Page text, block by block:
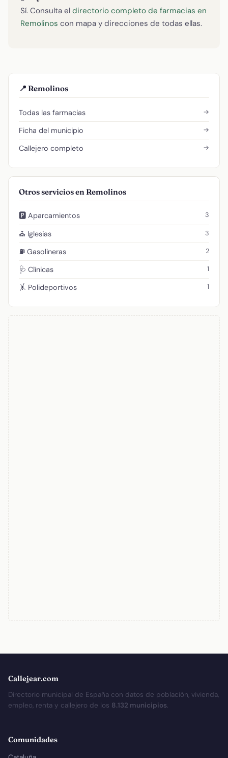
Sí. Consulta el directorio completo de farmacias en
Remolinos con mapa y direcciones de todas ellas.
📍 Remolinos
Todas las farmacias →
Ficha del municipio →
Callejero completo →
Otros servicios en Remolinos
🅿️ Aparcamientos 3
⛪ Iglesias 3
⛽ Gasolineras 2
🩺 Clínicas 1
🤸 Polideportivos 1
Callejear.com
Directorio municipal de España con datos de población, vivienda,
empleo, renta y callejero de los 8.132 municipios.
Comunidades